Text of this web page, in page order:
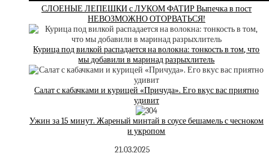
СЛОЕНЫЕ ЛЕПЕШКИ с ЛУКОМ ФАТИР Выпечка в пост
НЕВОЗМОЖНО ОТОРВАТЬСЯ!
Курица под вилкой распадается на волокна: тонкость в том, что
мы добавили в маринад разрыхлитель
Салат с кабачками и курицей «Причуда». Его вкус вас приятно
удивит
Ужин за 15 минут. Жареный минтай в соусе бешамель с чесноком
и укропом
21.03.2025